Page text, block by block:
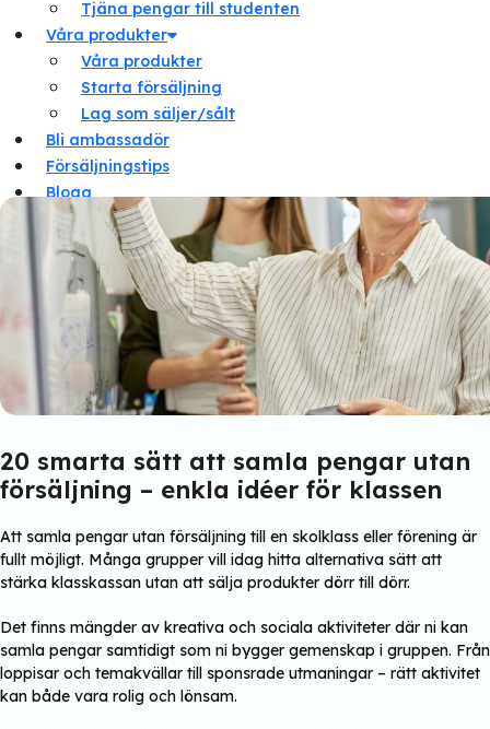
Tjäna pengar till studenten
Våra produkter
Våra produkter
Starta försäljning
Lag som säljer/sålt
Bli ambassadör
Försäljningstips
Blogg
Om oss
Om oss
Frågor & svar
20 smarta sätt att samla pengar utan
försäljning – enkla idéer för klassen
Att samla pengar utan försäljning till en skolklass eller förening är
fullt möjligt. Många grupper vill idag hitta alternativa sätt att
stärka klasskassan utan att sälja produkter dörr till dörr.
Det finns mängder av kreativa och sociala aktiviteter där ni kan
samla pengar samtidigt som ni bygger gemenskap i gruppen. Från
loppisar och temakvällar till sponsrade utmaningar – rätt aktivitet
kan både vara rolig och lönsam.